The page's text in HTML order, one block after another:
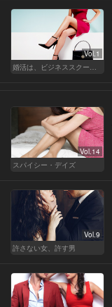
Vol.1
婚活は、ビジネススクールで！？
Vol.14
スパイシー・デイズ
Vol.9
許さない女、許す男